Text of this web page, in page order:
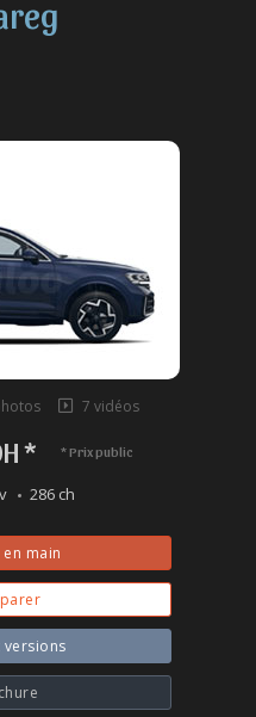
7 vidéos
* * Prix public
286 ch
main